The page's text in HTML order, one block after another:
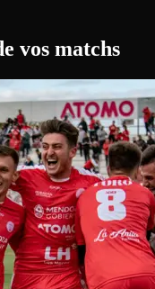
vos matchs